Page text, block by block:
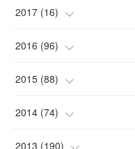
(1)
(1)
(2)
(1)
(1)
(1)
( 3 )
2017 (16)
(1)
(2)
(1)
(3)
2016 (96)
(2)
(5)
(6)
2015 (88)
(4)
(7)
2014 (74)
(9)
2013 (190)